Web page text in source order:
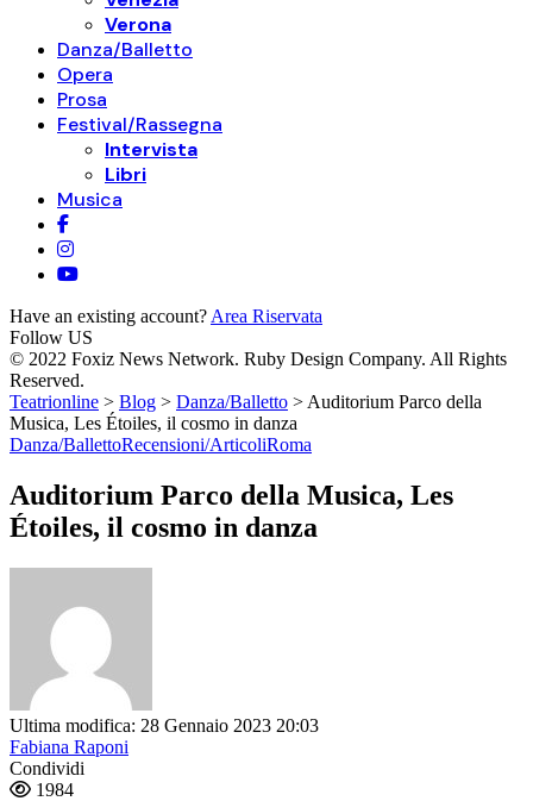
Verona
Danza/Balletto
Opera
Prosa
Festival/Rassegna
Intervista
Libri
Musica
Have an existing account? Area Riservata
Follow US
© 2022 Foxiz News Network. Ruby Design Company. All Rights
Reserved.
Teatrionline > Blog > Danza/Balletto > Auditorium Parco della
Musica, Les Étoiles, il cosmo in danza
Danza/BallettoRecensioni/ArticoliRoma
Auditorium Parco della Musica, Les
Étoiles, il cosmo in danza
Ultima modifica: 28 Gennaio 2023 20:03
Fabiana Raponi
Condividi
1984